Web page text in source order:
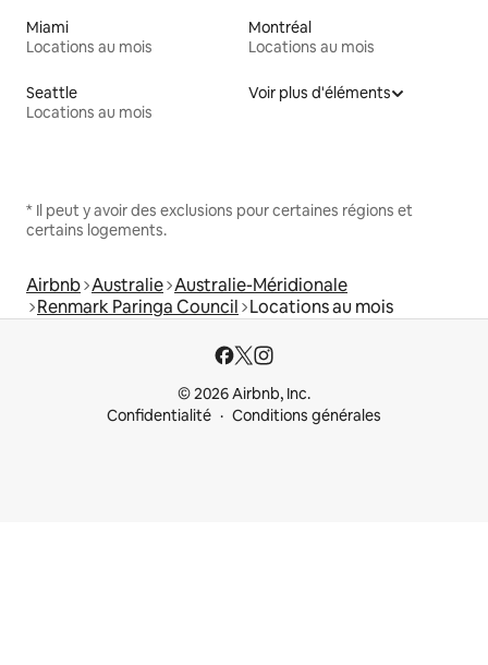
Miami
Locations au mois
Montréal
Locations au mois
Seattle
Locations au mois
Voir plus d'éléments
* Il peut y avoir des exclusions pour certaines régions et
certains logements.
Airbnb Australie Australie-Méridionale
Renmark Paringa Council Locations au mois
© 2026 Airbnb, Inc.
Confidentialité
Conditions générales